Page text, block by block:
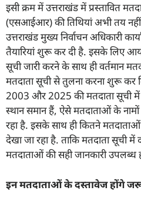
इसी क्रम में उत्तराखंड में प्रस्तावित
(एसआईआर) की तिथियां अभी तय
उत्तराखंड मुख्य निर्वाचन अधिकारी
तैयारियां शुरू कर दी है. इसके लिए
सूची जारी करने के साथ ही वर्तमान
मतदाता सूची से तुलना करना शुरू
2003 और 2025 की मतदाता सूची
स्थान समान हैं, ऐसे मतदाताओं के
रहा है. इसके साथ ही कितने
देखा जा रहा है. ताकि मतदाता सूची
मतदाताओं की सही जानकारी उपलब्ध
इन मतदाताओं के दस्तावेज होंगे